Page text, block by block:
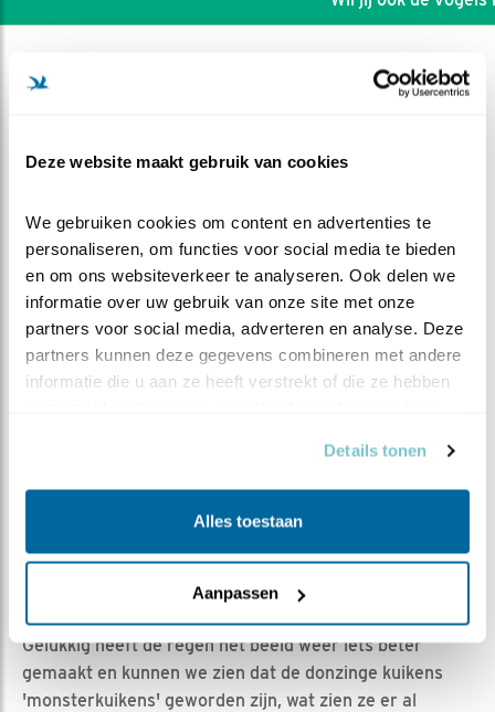
Deze website maakt gebruik van cookies
We gebruiken cookies om content en advertenties te
personaliseren, om functies voor social media te bieden
en om ons websiteverkeer te analyseren. Ook delen we
informatie over uw gebruik van onze site met onze
partners voor social media, adverteren en analyse. Deze
partners kunnen deze gegevens combineren met andere
informatie die u aan ze heeft verstrekt of die ze hebben
Details tonen
Alles toestaan
Aanpassen
DEEL DIT FILMPJE
Natuurman Jonathan | Geplaatst op 6 juni 2021, 12:26 |
Bewaar dit filmpje
Na alle mogelijke bedreigingen, was een flats die het
beeld vertroebelde, wel het laatste waar ik op gerekend
had.
Gelukkig heeft de regen het beeld weer iets beter
gemaakt en kunnen we zien dat de donzinge kuikens
'monsterkuikens' geworden zijn, wat zien ze er al